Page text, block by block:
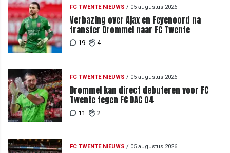
FC TWENTE NIEUWS / 05 augustus 2026
Verbazing over Ajax en Feyenoord na
transfer Drommel naar FC Twente
19 4
FC TWENTE NIEUWS / 05 augustus 2026
Drommel kan direct debuteren voor FC
Twente tegen FC DAC 04
11 2
FC TWENTE NIEUWS / 05 augustus 2026